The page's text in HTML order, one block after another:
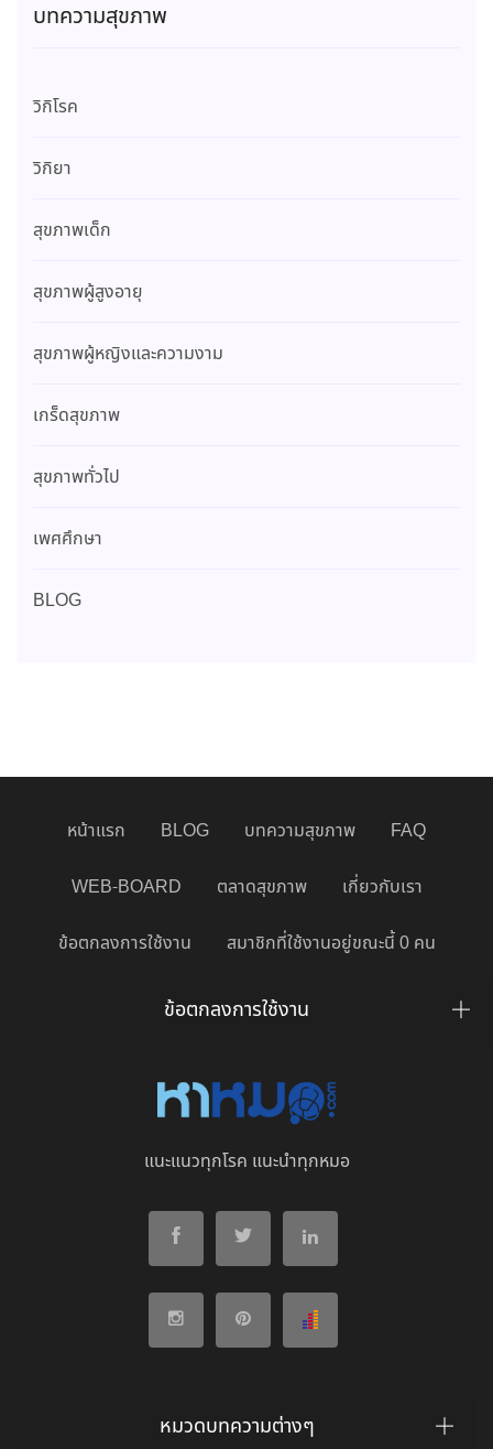
บทความสุขภาพ
วิกิโรค
วิกิยา
สุขภาพเด็ก
สุขภาพผู้สูงอายุ
สุขภาพผู้หญิงและความงาม
เกร็ดสุขภาพ
สุขภาพทั่วไป
เพศศึกษา
BLOG
หน้าแรก BLOG บทความสุขภาพ FAQ
WEB-BOARD ตลาดสุขภาพ เกี่ยวกับเรา
ข้อตกลงการใช้งาน สมาชิกที่ใช้งานอยู่ขณะนี้ 0 คน
ข้อตกลงการใช้งาน
แนะแนวทุกโรค แนะนำทุกหมอ
หมวดบทความต่างๆ